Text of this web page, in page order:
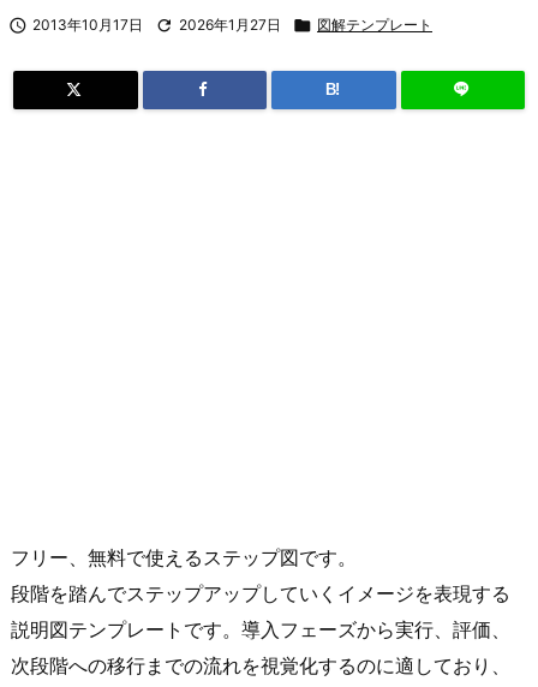
 2013年10月17日  2026年1月27日  図解テンプレート
B!
フリー、無料で使えるステップ図です。
段階を踏んでステップアップしていくイメージを表現する
説明図テンプレートです。導入フェーズから実行、評価、
次段階への移行までの流れを視覚化するのに適しており、